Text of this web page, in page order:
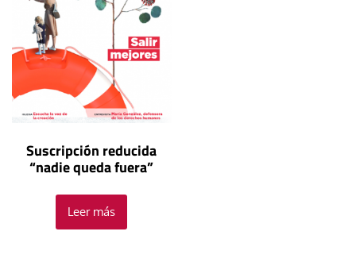
Suscripción reducida
“nadie queda fuera”
Leer más